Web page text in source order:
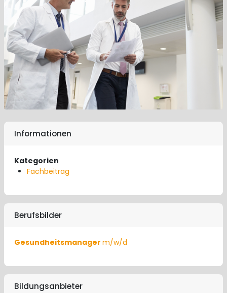
Informationen
Kategorien
Fachbeitrag
Berufsbilder
Gesundheitsmanager m/w/d
Bildungsanbieter